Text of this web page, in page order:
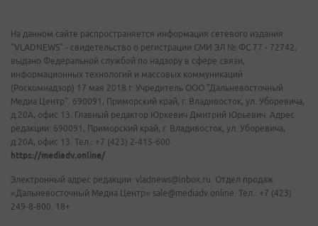
На данном сайте распространяется информация сетевого издания
"VLADNEWS" - свидетельство о регистрации СМИ ЭЛ № ФС 77 - 72742,
выдано Федеральной службой по надзору в сфере связи,
информационных технологий и массовых коммуникаций
(Роскомнадзор) 17 мая 2018 г. Учредитель ООО "Дальневосточный
Медиа Центр". 690091, Приморский край, г. Владивосток, ул. Уборевича,
д.20А, офис 13. Главный редактор Юркевич Дмитрий Юрьевич. Адрес
редакции: 690091, Приморский край, г. Владивосток, ул. Уборевича,
д.20А, офис 13. Тел.: +7 (423) 2-415-600.
https://mediadv.online/
Электронный адрес редакции: vladnews@inbox.ru. Отдел продаж
«Дальневосточный Медиа Центр» sale@mediadv.online. Тел.: +7 (423)
249-8-800. 18+